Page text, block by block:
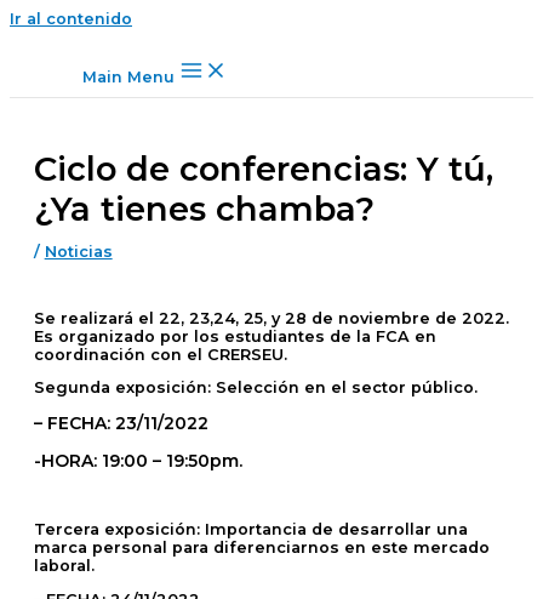
Ir al contenido
Main Menu
Ciclo de conferencias: Y tú,
¿Ya tienes chamba?
/ Noticias
Se realizará el 22, 23,24, 25, y 28 de noviembre de 2022.
Es organizado por los estudiantes de la FCA en
coordinación con el CRERSEU.
Segunda exposición: Selección en el sector público.
– FECHA: 23/11/2022
-HORA: 19:00 – 19:50pm.
Tercera exposición: Importancia de desarrollar una
marca personal para diferenciarnos en este mercado
laboral.